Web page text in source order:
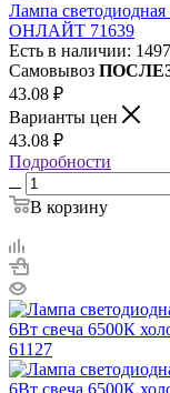
Лампа
ОНЛАЙТ 71639
Есть в наличии:
Самовывоз
43.08 ₽
Варианты цен
43.08 ₽
Подробности
В корзину